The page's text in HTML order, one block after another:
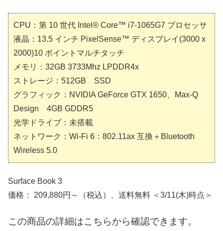
CPU：第 10 世代 Intel® Core™ i7-1065G7 プロセッサ
液晶：13.5 インチ PixelSense™ ディスプレイ(3000 x
2000)10 ポイントマルチタッチ
メモリ：32GB 3733Mhz LPDDR4x
ストレージ：512GB SSD
グラフィック：NVIDIA GeForce GTX 1650、Max-Q
Design 4GB GDDR5
光学ドライブ：未搭載
ネットワーク：Wi-Fi 6：802.11ax 互換＋Bluetooth
Wireless 5.0
Surface Book 3
価格： 209,880円～（税込）、送料無料 ＜3/11(木)時点＞
この商品の詳細はこちらから確認できます。